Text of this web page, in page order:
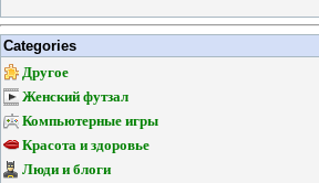
Categories
Другое
Женский футзал
Компьютерные игры
Красота и здоровье
Люди и блоги